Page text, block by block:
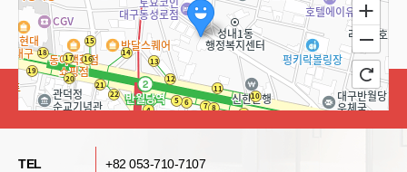
TEL +82 053-710-7107